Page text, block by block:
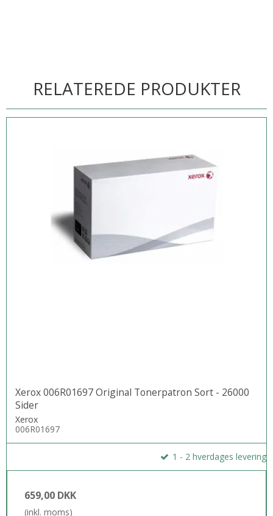
RELATEREDE PRODUKTER
Xerox 006R01697 Original Tonerpatron Sort - 26000
Sider
Xerox
006R01697
1 - 2 hverdages levering
659,00 DKK
(inkl. moms)